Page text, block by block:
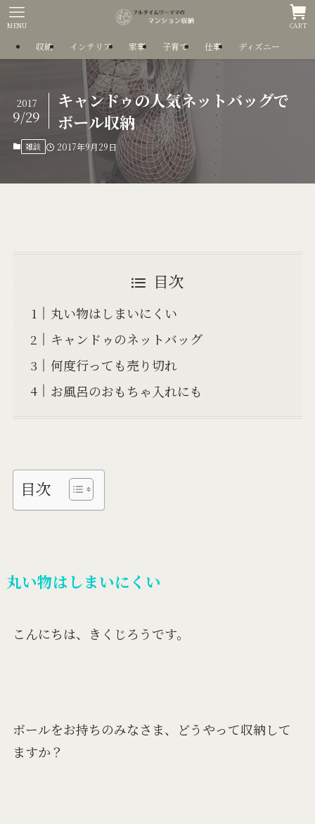
CART
MENU
収納 インテリア 家事 子育て 仕事 ディズニー
キャンドゥの人気ネットバッグで
ボール収納
2017
9/29
雑談 2017年9月29日
目次
丸い物はしまいにくい
キャンドゥのネットバッグ
何度行っても売り切れ
お風呂のおもちゃ入れにも
目次
丸い物はしまいにくい
こんにちは、きくじろうです。
ボールをお持ちのみなさま、どうやって収納して
ますか？